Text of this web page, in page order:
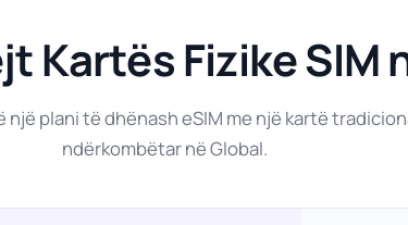
Kartës Fizike SIM
plani të dhënash eSIM me një kartë
ndërkombëtar në Global.